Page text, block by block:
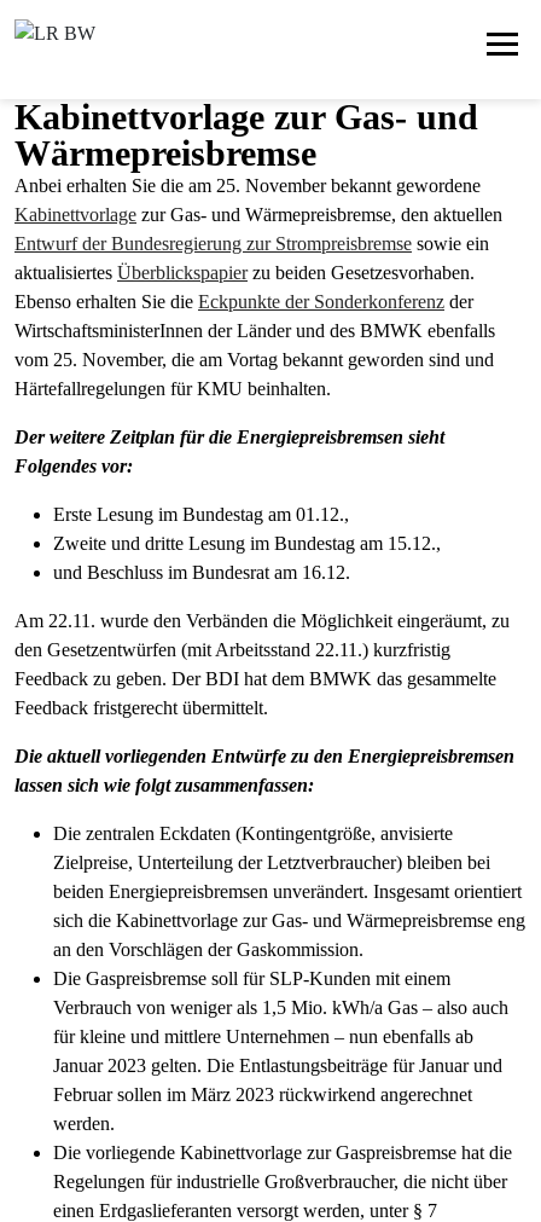
Kabinettvorlage zur Gas- und
Wärmepreisbremse
Anbei erhalten Sie die am 25. November bekannt gewordene
Kabinettvorlage zur Gas- und Wärmepreisbremse, den aktuellen
Entwurf der Bundesregierung zur Strompreisbremse sowie ein
aktualisiertes Überblickspapierzu beiden Gesetzesvorhaben.
Ebenso erhalten Sie die Eckpunkte der Sonderkonferenz der
WirtschaftsministerInnen der Länder und des BMWK ebenfalls
vom 25. November, die am Vortag bekannt geworden sind und
Härtefallregelungen für KMU beinhalten.
Der weitere Zeitplan für die Energiepreisbremsen sieht
Folgendes vor:
Erste Lesung im Bundestag am 01.12.,
Zweite und dritte Lesung im Bundestag am 15.12.,
und Beschluss im Bundesrat am 16.12.
Am 22.11. wurde den Verbänden die Möglichkeit eingeräumt, zu
den Gesetzentwürfen (mit Arbeitsstand 22.11.) kurzfristig
Feedback zu geben. Der BDI hat dem BMWK das gesammelte
Feedback fristgerecht übermittelt.
Die aktuell vorliegenden Entwürfe zu den Energiepreisbremsen
lassen sich wie folgt zusammenfassen:
Die zentralen Eckdaten (Kontingentgröße, anvisierte
Zielpreise, Unterteilung der Letztverbraucher) bleiben bei
beiden Energiepreisbremsen unverändert. Insgesamt orientiert
sich die Kabinettvorlage zur Gas- und Wärmepreisbremse eng
an den Vorschlägen der Gaskommission.
Die Gaspreisbremse soll für SLP-Kunden mit einem
Verbrauch von weniger als 1,5 Mio. kWh/a Gas – also auch
für kleine und mittlere Unternehmen – nun ebenfalls ab
Januar 2023 gelten. Die Entlastungsbeiträge für Januar und
Februar sollen im März 2023 rückwirkend angerechnet
werden.
Die vorliegende Kabinettvorlage zur Gaspreisbremse hat die
Regelungen für industrielle Großverbraucher, die nicht über
einen Erdgaslieferanten versorgt werden, unter § 7